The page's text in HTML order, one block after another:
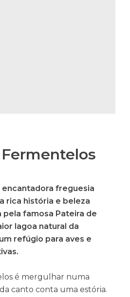
encantadora freguesia
rica história e beleza
pela famosa Pateira de
lagoa natural da
refúgio para aves e
é mergulhar numa
canto conta uma estória.